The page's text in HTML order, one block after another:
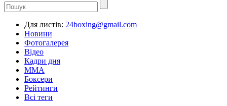
Для листів: 24boxing@gmail.com
Новини
Фотогалерея
Відео
Кадри дня
ММА
Боксери
Рейтинги
Всі теги